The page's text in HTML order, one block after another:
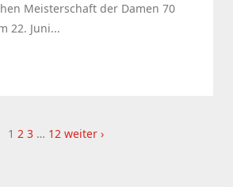
Meisterschaft der Damen 70
22. Juni...
1 2 3 … 12 weiter ›